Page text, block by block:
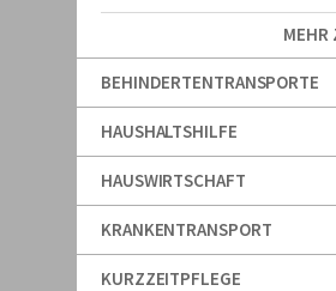
MEHR
BEHINDERTENTRANSPORTE
HAUSHALTSHILFE
HAUSWIRTSCHAFT
KRANKENTRANSPORT
KURZZEITPFLEGE